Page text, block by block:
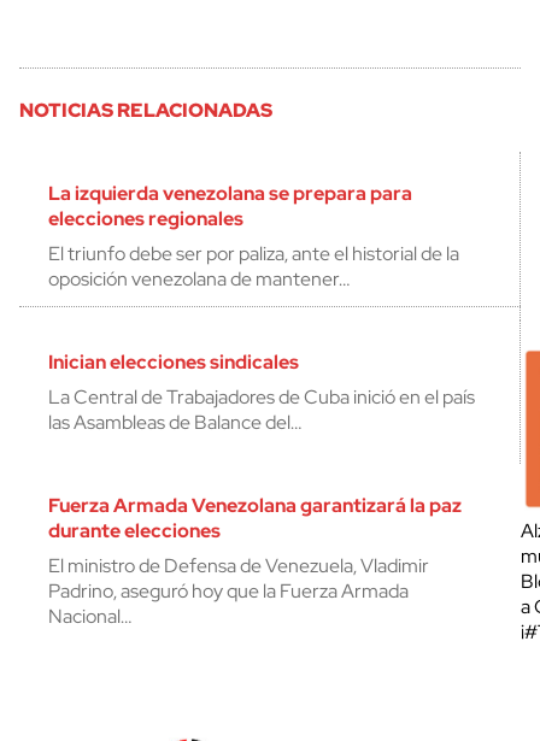
NOTICIAS RELACIONADAS
La izquierda venezolana se prepara para
elecciones regionales
El triunfo debe ser por paliza, ante el historial de la
oposición venezolana de mantener…
Inician elecciones sindicales
La Central de Trabajadores de Cuba inició en el país
las Asambleas de Balance del…
Fuerza Armada Venezolana garantizará la paz
durante elecciones
El ministro de Defensa de Venezuela, Vladimir
Padrino, aseguró hoy que la Fuerza Armada
Nacional…
a